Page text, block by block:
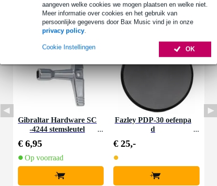
aangeven welke cookies we mogen plaatsen en welke niet.
Meer informatie over cookies en het gebruik van
persoonlijke gegevens door Bax Music vind je in onze
privacy policy.
OK
Cookie Instellingen
Accessoires (2)
Gibraltar Hardware SC
-4244 stemsleutel
€ 6,95
Op voorraad
+
Fazley PDP-30 oefenpa
d
€ 25,-
+